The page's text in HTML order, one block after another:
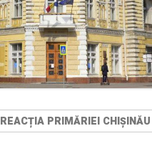
REACȚIA PRIMĂRIEI